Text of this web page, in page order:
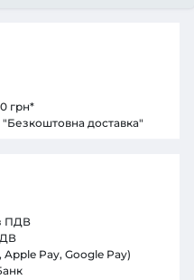
грн*
"Безкоштовна доставка"
ПДВ
Pay, Google Pay)